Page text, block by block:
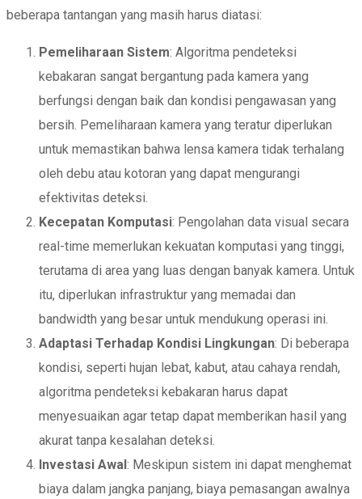
beberapa tantangan yang masih harus diatasi:
Pemeliharaan Sistem: Algoritma pendeteksi
kebakaran sangat bergantung pada kamera yang
berfungsi dengan baik dan kondisi pengawasan yang
bersih. Pemeliharaan kamera yang teratur diperlukan
untuk memastikan bahwa lensa kamera tidak terhalang
oleh debu atau kotoran yang dapat mengurangi
efektivitas deteksi.
Kecepatan Komputasi: Pengolahan data visual secara
real-time memerlukan kekuatan komputasi yang tinggi,
terutama di area yang luas dengan banyak kamera. Untuk
itu, diperlukan infrastruktur yang memadai dan
bandwidth yang besar untuk mendukung operasi ini.
Adaptasi Terhadap Kondisi Lingkungan: Di beberapa
kondisi, seperti hujan lebat, kabut, atau cahaya rendah,
algoritma pendeteksi kebakaran harus dapat
menyesuaikan agar tetap dapat memberikan hasil yang
akurat tanpa kesalahan deteksi.
Investasi Awal : Meskipun sistem ini dapat menghemat
biaya dalam jangka panjang, biaya pemasangan awalnya